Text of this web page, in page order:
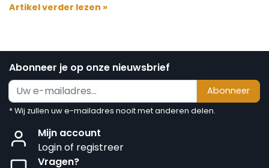
Artikel verder lezen »
Abonneer je op onze nieuwsbrief
Abonneer
* Wij zullen uw e-mailadres nooit met anderen delen.
Mijn account
Login of registreer
Vragen?